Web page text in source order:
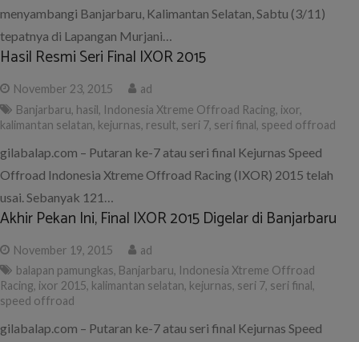
menyambangi Banjarbaru, Kalimantan Selatan, Sabtu (3/11)
tepatnya di Lapangan Murjani…
Hasil Resmi Seri Final IXOR 2015
November 23, 2015
ad
Banjarbaru, hasil, Indonesia Xtreme Offroad Racing, ixor,
kalimantan selatan, kejurnas, result, seri 7, seri final, speed offroad
gilabalap.com – Putaran ke-7 atau seri final Kejurnas Speed
Offroad Indonesia Xtreme Offroad Racing (IXOR) 2015 telah
usai. Sebanyak 121…
Akhir Pekan Ini, Final IXOR 2015 Digelar di Banjarbaru
November 19, 2015
ad
balapan pamungkas, Banjarbaru, Indonesia Xtreme Offroad
Racing, ixor 2015, kalimantan selatan, kejurnas, seri 7, seri final,
speed offroad
gilabalap.com – Putaran ke-7 atau seri final Kejurnas Speed